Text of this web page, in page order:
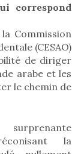
correspond
Commission
(CESAO)
de diriger
arabe et les
le chemin de
la